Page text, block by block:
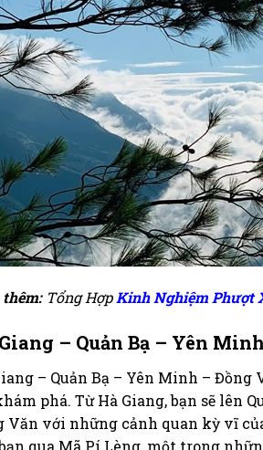
Tổng HợpKinh Nghiệm Phượt
– Quản Bạ – Yên
– Quản Bạ – Yên Minh –
phá. Từ Hà Giang, bạn sẽ lên
Văn với những cảnh quan kỳ vĩ
qua Mã Pí Lèng, một trong